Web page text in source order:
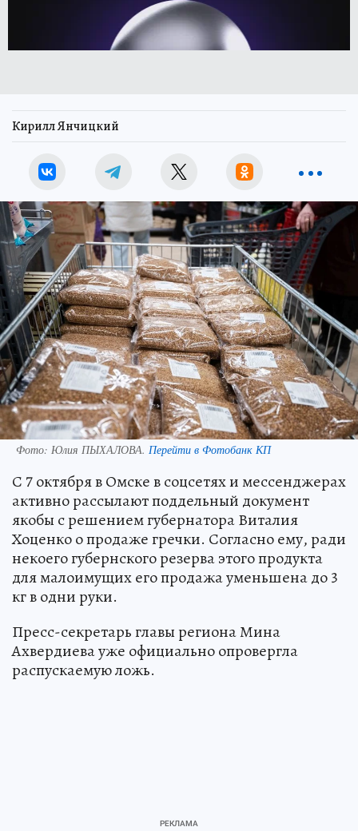
Кирилл Янчицкий
Фото: Юлия ПЫХАЛОВА. Перейти в Фотобанк КП
С 7 октября в Омске в соцсетях и мессенджерах
активно рассылают поддельный документ
якобы с решением губернатора Виталия
Хоценко о продаже гречки. Согласно ему, ради
некоего губернского резерва этого продукта
для малоимущих его продажа уменьшена до 3
кг в одни руки.
Пресс-секретарь главы региона Мина
Ахвердиева уже официально опровергла
распускаемую ложь.